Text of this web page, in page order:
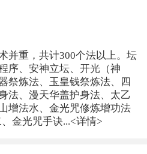
并重，共计300个法以上。坛
序、安神立坛、开光（神
祭炼法、玉皇钱祭炼法、四
法、漫天华盖护身法、太乙
增法水、金光咒修炼增功法
金光咒手诀...<详情>